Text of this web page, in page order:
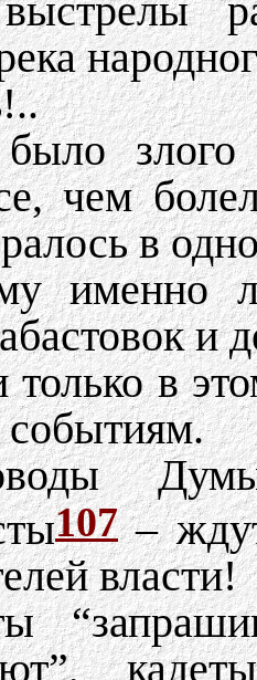
злого
чем
в
именно
и
в
107– ждут
власти!